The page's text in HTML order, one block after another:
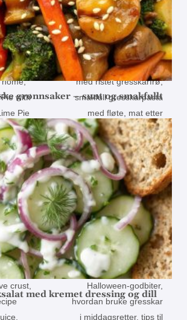
grønnsaker – sunt og smakfullt
med kremet dressing og dill